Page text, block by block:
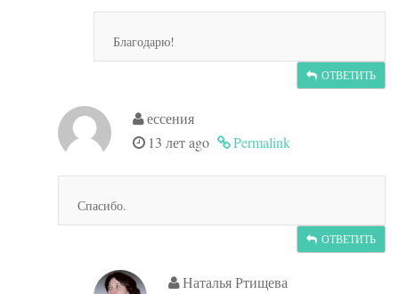
Благодарю!
ОТВЕТИТЬ
ессения
13 лет ago
Permalink
Спасибо.
ОТВЕТИТЬ
Наталья Ртищева